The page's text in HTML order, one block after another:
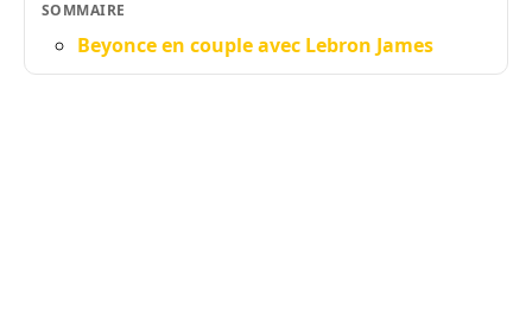
SOMMAIRE
Beyonce en couple avec Lebron James